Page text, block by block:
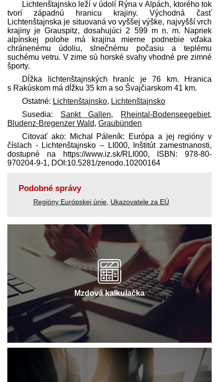
Lichtenštajnsko leží v údolí Rýna v Alpách, ktorého tok
tvorí západnú hranicu krajiny. Východná časť
Lichtenštajnska je situovaná vo vyššej výške, najvyšší vrch
krajiny je Grauspitz, dosahujúci 2 599 m n. m. Napriek
alpínskej polohe má krajina mierne podnebie vďaka
chránenému údoliu, slnečnému počasiu a teplému
suchému vetru. V zime sú horské svahy vhodné pre zimné
športy.
Dĺžka lichtenštajnských hraníc je 76 km. Hranica
s Rakúskom má dĺžku 35 km a so Švajčiarskom 41 km.
Ostatné: Lichtenštajnsko, Lichtenštajnsko
Susedia: Sankt Gallen, Rheintal-Bodenseegebiet,
Bludenz-Bregenzer Wald, Graubünden
Citovať ako: Michal Páleník: Európa a jej regióny v
číslach - Lichtenštajnsko – LI000, Inštitút zamestnanosti,
dostupné na https://www.iz.sk/​RLI000, ISBN: 978-80-
970204-9-1, DOI:10.5281/zenodo.10200164
Podobné správy
Regióny Európskej únie, Ukazovatele za EÚ
Mzdová kalkulačka